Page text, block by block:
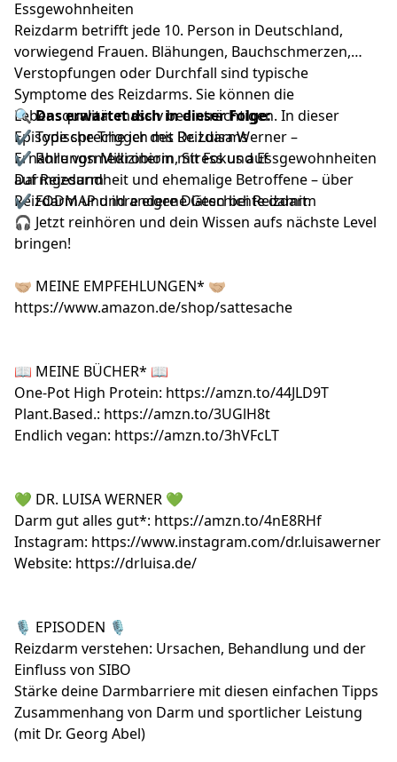
Essgewohnheiten
Reizdarm betrifft jede 10. Person in Deutschland,
vorwiegend Frauen. Blähungen, Bauchschmerzen,
Verstopfungen oder Durchfall sind typische
Symptome des Reizdarms. Sie können die
Lebensqualität massiv beeinträchtigen. In dieser
Episode spreche ich mit Dr. Luisa Werner –
Ernährungsmedizinerin mit Fokus auf
Darmgesundheit und ehemalige Betroffene – über
Reizdarm und ihre eigene Geschichte damit.
🔍 Das erwartet dich in dieser Folge:
✔ Typische Trigger des Reizdarms
✔ Rolle von Mikrobiom, Stress und Essgewohnheiten
auf Reizdarm
✔ FODMAP und andere Diäten bei Reizdarm
🎧 Jetzt reinhören und dein Wissen aufs nächste Level
bringen!
🤝🏼 MEINE EMPFEHLUNGEN* 🤝🏼
https://www.amazon.de/shop/sattesache
📖 MEINE BÜCHER* 📖
One-Pot High Protein: https://amzn.to/44JLD9T
Plant.Based.: https://amzn.to/3UGlH8t
Endlich vegan: https://amzn.to/3hVFcLT
💚 DR. LUISA WERNER 💚
Darm gut alles gut*: https://amzn.to/4nE8RHf
Instagram: https://www.instagram.com/dr.luisawerner
Website: https://drluisa.de/
🎙️ EPISODEN 🎙️
Reizdarm verstehen: Ursachen, Behandlung und der
Einfluss von SIBO
Stärke deine Darmbarriere mit diesen einfachen Tipps
Zusammenhang von Darm und sportlicher Leistung
(mit Dr. Georg Abel)